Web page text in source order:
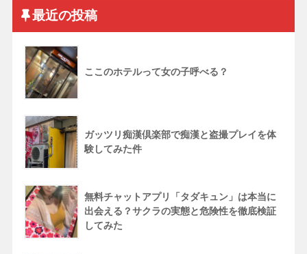
最近の投稿
ここのホテルって女の子呼べる？
ガッツリ痴漢倶楽部で痴漢と盗撮プレイを体
験してみた件
無料チャットアプリ「タダキュン」は本当に
出会える？サクラの実態と危険性を徹底検証
してみた